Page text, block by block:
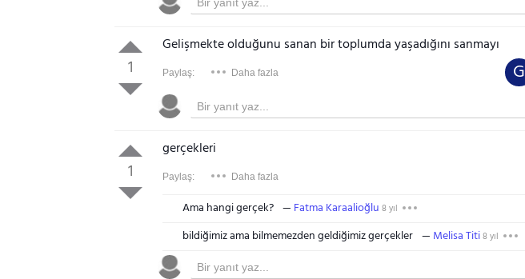
1
Gelişmekte olduğunu sanan bir toplumda yaşadığını sanmayı
Paylaş: Daha fazla G
1
gerçekleri
Paylaş: Daha fazla
Ama hangi gerçek? Fatma Karaalioğlu 8 yıl
bildiğimiz ama bilmemezden geldiğimiz gerçekler Melisa Titi8 yıl